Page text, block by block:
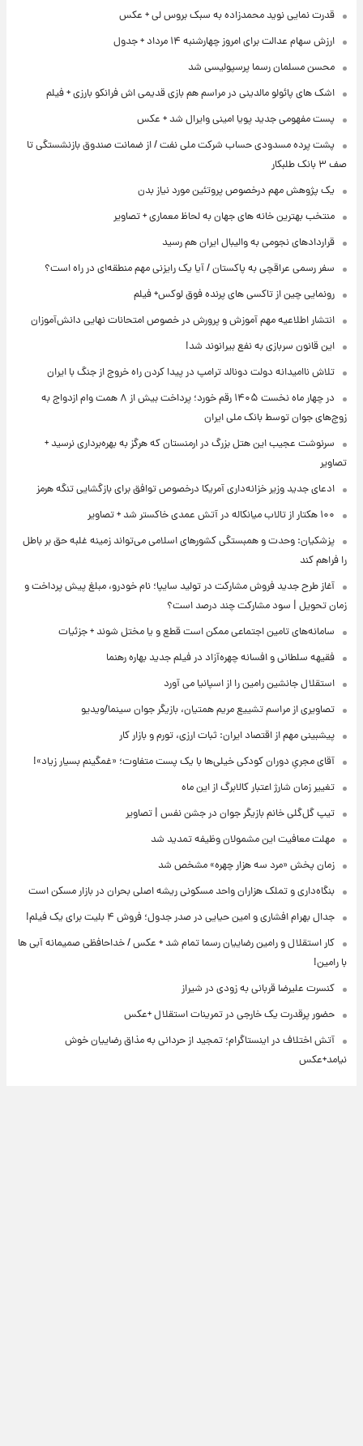
قدرت نمایی نوید محمدزاده به سبک بروس لی + عکس
ارزش سهام عدالت برای امروز چهارشنبه ۱۴ مرداد + جدول
محسن مسلمان رسما پرسپولیسی شد
اشک های پائولو مالدینی در مراسم هم بازی قدیمی اش فرانکو بارزی + فیلم
پست مفهومی جدید پویا امینی وایرال شد + عکس
پشت پرده‌ مسدودی حساب شرکت ملی نفت / از ضمانت صندوق بازنشستگی تا
صف ۳ بانک طلبکار
یک پژوهش مهم درخصوص پروتئین مورد نیاز بدن
منتخب بهترین خانه های جهان به لحاظ معماری + تصاویر
قراردادهای نجومی به والیبال ایران هم رسید
سفر رسمی عراقچی به پاکستان / آیا یک رایزنی مهم منطقه‌ای در راه است؟
رونمایی چین از تاکسی های پرنده فوق لوکس+ فیلم
انتشار اطلاعیه مهم آموزش و پرورش در خصوص امتحانات نهایی دانش‌آموزان
این قانون سربازی به نفع بیرانوند شد!
تلاش ناامیدانه‌ دولت دونالد ترامپ در پیدا کردن راه خروج از جنگ با ایران
در چهار ماه نخست ۱۴۰۵ رقم خورد؛ پرداخت بیش از ۸ همت وام ازدواج به
زوج‌های جوان توسط بانک ملی ایران
سرنوشت عجیب این هتل بزرگ در ارمنستان که هرگز به بهره‌برداری نرسید +
تصاویر
ادعای جدید وزیر خزانه‌داری آمریکا درخصوص توافق برای بازگشایی تنگه هرمز
۱۰۰ هکتار از تالاب میانکاله در آتش عمدی خاکستر شد + تصاویر
پزشکیان: وحدت و همبستگی کشورهای اسلامی می‌تواند زمینه غلبه حق بر باطل
را فراهم کند
آغاز طرح جدید فروش مشارکت در تولید سایپا؛ نام خودرو، مبلغ پیش پرداخت و
زمان تحویل | سود مشارکت چند درصد است؟
سامانه‌های تامین اجتماعی ممکن است قطع و یا مختل شوند + جزئیات
فقیهه سلطانی و افسانه چهره‌آزاد در فیلم جدید بهاره رهنما
استقلال جانشین رامین را از اسپانیا می آورد
تصاویری از مراسم تشییع مریم همتیان، بازیگر جوان سینما/ویدیو
پیشبینی مهم از اقتصاد ایران: ثبات ارزی، تورم و بازار کار
آقای مجریِ دوران کودکی خیلی‌ها با یک پست متفاوت؛ «غمگینم بسیار زیاد»!
تغییر زمان شارژ اعتبار کالابرگ از این ماه
تیپ گل‌گلی خانم بازیگر جوان در جشن نفس | تصاویر
مهلت معافیت این مشمولان وظیفه تمدید شد
زمان پخش «مرد سه هزار چهره» مشخص شد
بنگاه‌داری و تملک هزاران واحد مسکونی ریشه اصلی بحران در بازار مسکن است
جدال بهرام افشاری و امین حیایی در صدر جدول؛ فروش ۴ بلیت برای یک فیلم!
کار استقلال و رامین رضاییان رسما تمام شد + عکس / خداحافظی صمیمانه آبی ها
با رامین!
کنسرت علیرضا قربانی به زودی در شیراز
حضور پرقدرت یک خارجی در تمرینات استقلال +عکس
آتش اختلاف در اینستاگرام؛ تمجید از حردانی به مذاق رضاییان خوش
نیامد+عکس